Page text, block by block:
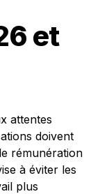
et
attentes
doivent
rémunération
à éviter les
plus